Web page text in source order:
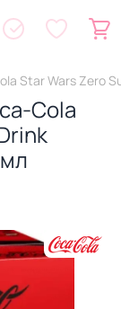
Star Wars Zero
Cola